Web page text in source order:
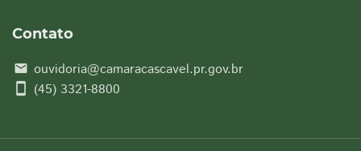
Contato
email ouvidoria@camaracascavel.pr.gov.br
smartphone (45) 3321-8800